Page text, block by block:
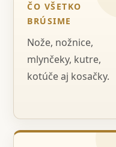
ČO VŠETKO
BRÚSIME
Nože, nožnice,
mlynčeky, kutre,
kotúče aj kosačky.